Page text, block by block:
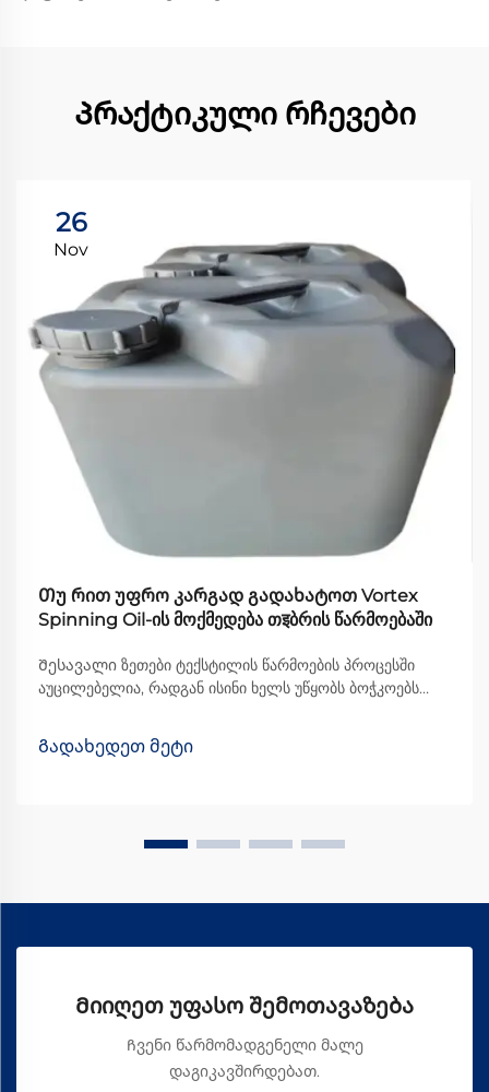
Პრაქტიკული რჩევები
26
Nov
Თუ რით უფრო კარგად გადახატოთ Vortex
Spinning Oil-ის მოქმედება თइბრის წარმოებაში
Შესავალი ზეთები ტექსტილის წარმოების პროცესში
აუცილებელია, რადგან ისინი ხელს უწყობს ბოჭკოებს
საბოლოოდ უმჯობეს ხარისხის ქსოვილის წარმოებაში.
ყველა სხვადასხვა სახის ზეთს შორის, Vortex Spinning
Გადახედეთ მეტი
Მიიღეთ უფასო შემოთავაზება
Ჩვენი წარმომადგენელი მალე
დაგიკავშირდებათ.